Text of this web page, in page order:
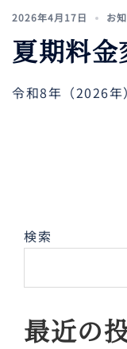
2026年4月17日 お
夏期料
令和8年（2026
検索
最近の